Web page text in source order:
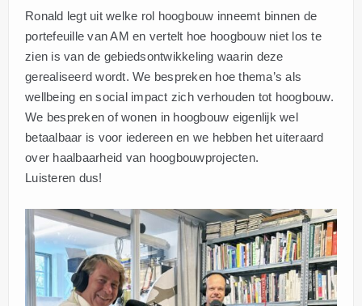
Ronald legt uit welke rol hoogbouw inneemt binnen de
portefeuille van AM en vertelt hoe hoogbouw niet los te
zien is van de gebiedsontwikkeling waarin deze
gerealiseerd wordt. We bespreken hoe thema’s als
wellbeing en social impact zich verhouden tot hoogbouw.
We bespreken of wonen in hoogbouw eigenlijk wel
betaalbaar is voor iedereen en we hebben het uiteraard
over haalbaarheid van hoogbouwprojecten.
Luisteren dus!